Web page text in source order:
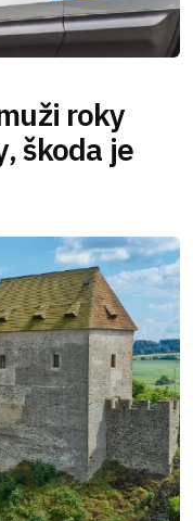
roky
škoda je